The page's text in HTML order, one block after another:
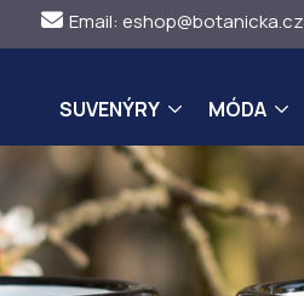
Email: eshop@botanicka.cz
SUVENÝRY MÓDA